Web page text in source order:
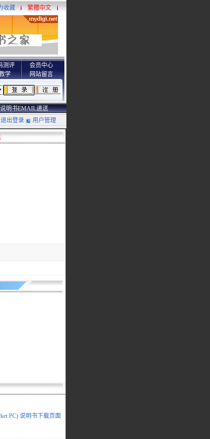
收藏 繁體中文
测评
学
会员中心
网站留言
说明书EMAIL递送
退出登录 用户管理
PC) 说明书下载页面